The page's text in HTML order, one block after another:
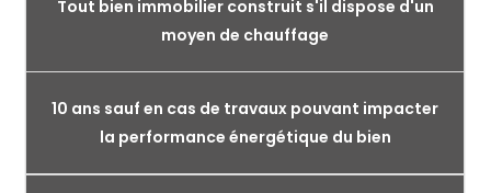
Tout bien immobilier construit s'il dispose d'un
moyen de chauffage
10 ans sauf en cas de travaux pouvant impacter
la performance énergétique du bien